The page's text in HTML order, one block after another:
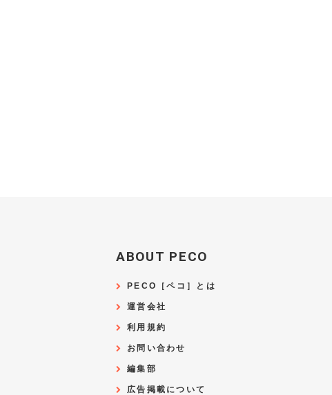
ABOUT PECO
PECO［ペコ］とは
運営会社
利用規約
お問い合わせ
編集部
広告掲載について